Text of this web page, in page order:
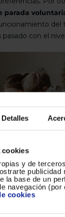
Detalles
cookies
y de
publicidad
la base de un
navegación (por
cookies
parada
del
pasado con el